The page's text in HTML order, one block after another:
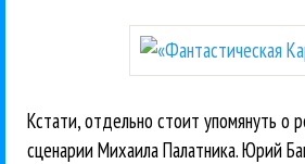
Кстати, отдельно стоит упомянуть о
сценарии Михаила Палатника. Юрий